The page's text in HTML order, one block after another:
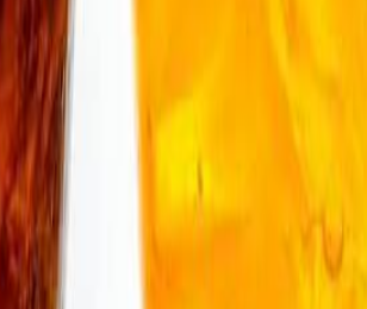
de bajos ingresos, que las
y peso, es una amenaza para los